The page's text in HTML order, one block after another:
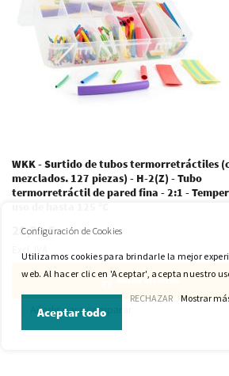
WKK - Surtido de tubos termorretráctiles
mezclados. 127 piezas) - H-2(Z) - Tubo
termorretráctil de pared fina - 2:1 -
28,22 €
Añadir al carrito
Añadir para comparar
Configuración de Cookies
Utilizamos cookies para brindarle la mejor
web. Al hacer clic en 'Aceptar', acepta nuestro
Aceptar todo
RECHAZAR Mostrar